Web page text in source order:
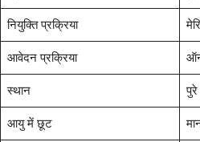
नियुक्ति प्रक्रिया
आवेदन प्रक्रिया
स्थान
आयु में छूट